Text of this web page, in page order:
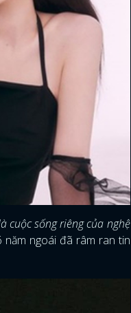
cuộc sống riêng của nghệ
ngoái đã râm ran tin